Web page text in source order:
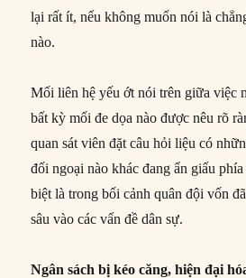
lại rất ít, nếu không muốn nói là
nào.
Mối liên hệ yếu ớt nói trên giữa việc
bất kỳ mối đe dọa nào được nêu rõ
quan sát viên đặt câu hỏi liệu có
đối ngoại nào khác đang ẩn giấu
biệt là trong bối cảnh quân đội vốn
sâu vào các vấn đề dân sự.
Ngân sách bị kéo căng, hiện đại